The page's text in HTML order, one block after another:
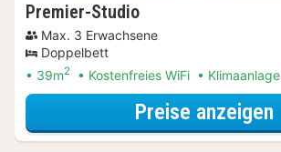
Premier-Studio
Max. 3 Erwachsene
Doppelbett
39m2 Kostenfreies WiFi Klimaanlage
Preise anzeigen